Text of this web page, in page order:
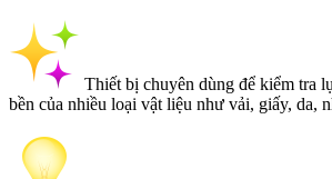
Thiết bị chuyên dùng để kiểm tra
bền của nhiều loại vật liệu như vải, giấy, da,